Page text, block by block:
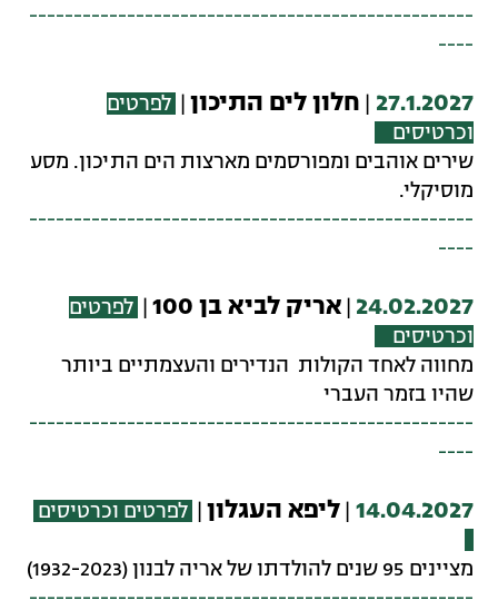
--------------------------------------------------
----
27.1.2027 חלון לים התיכון
לפרטים
וכרטיסים
שירים אוהבים ומפורסמים מארצות הים התיכון. מסע
מוסיקלי.
--------------------------------------------------
----
24.02.2027
|אריק לביא בן 100
לפרטים
וכרטיסים
מחווה לאחד הקולות הנדירים והעצמתיים ביותר
שהיו בזמר העברי
--------------------------------------------------
----
14.04.2027
|ליפא העגלון לפרטים וכרטיסים
מציינים 95 שנים להולדתו של אריה לבנון (1932-2023)
--------------------------------------------------